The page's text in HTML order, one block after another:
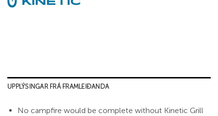
UPPLÝSINGAR FRÁ FRAMLEIÐANDA
No campfire would be complete without Kinetic Grill